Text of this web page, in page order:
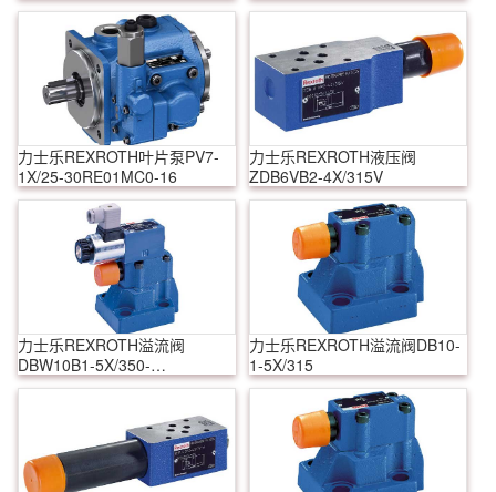
力士乐REXROTH叶片泵PV7-
1X/25-30RE01MC0-16
力士乐REXROTH液压阀
ZDB6VB2-4X/315V
力士乐REXROTH溢流阀
DBW10B1-5X/350-
6EW230N9K4
力士乐REXROTH溢流阀DB10-
1-5X/315